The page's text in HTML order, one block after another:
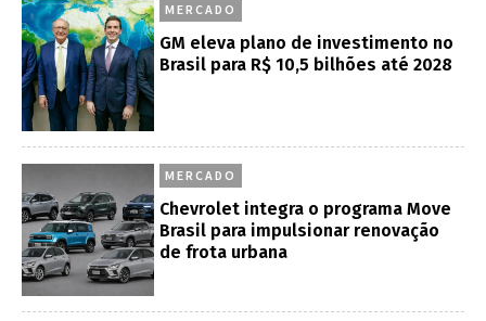
MERCADO
GM eleva plano de investimento no
Brasil para R$ 10,5 bilhões até 2028
MERCADO
Chevrolet integra o programa Move
Brasil para impulsionar renovação
de frota urbana